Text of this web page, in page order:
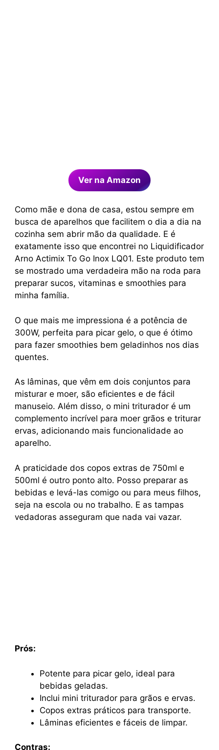
Ver na Amazon
Como mãe e dona de casa, estou sempre em
busca de aparelhos que facilitem o dia a dia na
cozinha sem abrir mão da qualidade. E é
exatamente isso que encontrei no Liquidificador
Arno Actimix To Go Inox LQ01. Este produto tem
se mostrado uma verdadeira mão na roda para
preparar sucos, vitaminas e smoothies para
minha família.
O que mais me impressiona é a potência de
300W, perfeita para picar gelo, o que é ótimo
para fazer smoothies bem geladinhos nos dias
quentes.
As lâminas, que vêm em dois conjuntos para
misturar e moer, são eficientes e de fácil
manuseio. Além disso, o mini triturador é um
complemento incrível para moer grãos e triturar
ervas, adicionando mais funcionalidade ao
aparelho.
A praticidade dos copos extras de 750ml e
500ml é outro ponto alto. Posso preparar as
bebidas e levá-las comigo ou para meus filhos,
seja na escola ou no trabalho. E as tampas
vedadoras asseguram que nada vai vazar.
Prós:
Potente para picar gelo, ideal para
bebidas geladas.
Inclui mini triturador para grãos e ervas.
Copos extras práticos para transporte.
Lâminas eficientes e fáceis de limpar.
Contras: